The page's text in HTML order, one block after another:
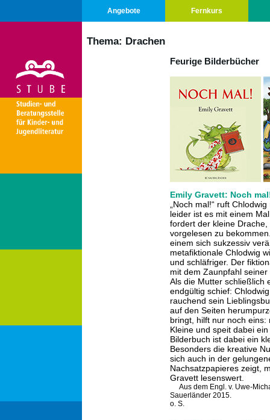
Angebote Fernkurs
Thema: Drachen
Feurige Bilderbücher
Emily Gravett: Noch
„Noch mal!“ ruft
leider ist es mit einem
fordert der kleine
vorgelesen zu
einem sich sukzessiv
metafiktionale Chlodwig
und schläfriger. Der
mit dem Zaunpfahl
Als die Mutter schließlich
endgültig schief:
rauchend sein
auf den Seiten
bringt, hilft nur noch eins:
Kleine und speit dabei
Bilderbuch ist dabei ein
Besonders die kreative
sich auch in der
Nachsatzpapieres zeigt,
Gravett lesenswert.
Aus dem Engl. v. Uwe-
Sauerländer 2015.
o. S.